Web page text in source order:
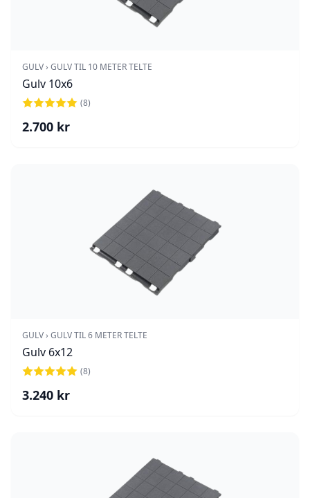
GULV › GULV TIL 10 METER TELTE
Gulv 10x6
(8)
2.700 kr
GULV › GULV TIL 6 METER TELTE
Gulv 6x12
(8)
3.240 kr